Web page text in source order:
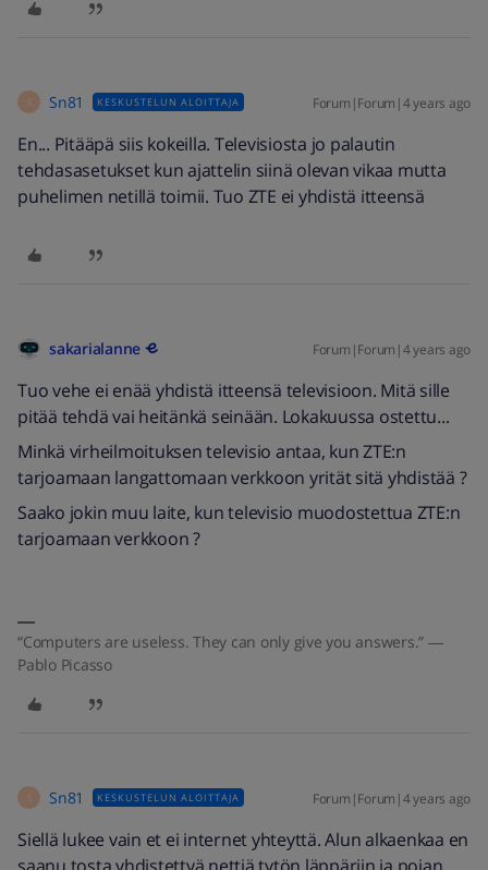
S Sn81 KESKUSTELUN ALOITTAJA Forum|Forum|4 years ago
En... Pitääpä siis kokeilla. Televisiosta jo palautin
tehdasasetukset kun ajattelin siinä olevan vikaa mutta
puhelimen netillä toimii. Tuo ZTE ei yhdistä itteensä
sakarialanne Forum|Forum|4 years ago
Tuo vehe ei enää yhdistä itteensä televisioon. Mitä sille
pitää tehdä vai heitänkä seinään. Lokakuussa ostettu...
Minkä virheilmoituksen televisio antaa, kun ZTE:n
tarjoamaan langattomaan verkkoon yrität sitä yhdistää ?
Saako jokin muu laite, kun televisio muodostettua ZTE:n
tarjoamaan verkkoon ?
“Computers are useless. They can only give you answers.” ―
Pablo Picasso
S Sn81 KESKUSTELUN ALOITTAJA Forum|Forum|4 years ago
Siellä lukee vain et ei internet yhteyttä. Alun alkaenkaa en